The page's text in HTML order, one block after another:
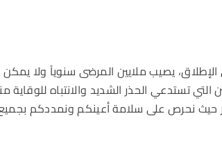
يصيب ملايين المرضى سنوياً ولا يمكن
تستدعي الحذر الشديد والانتباه للوقاية
حيث نحرص على سلامة أعينكم ونمددكم